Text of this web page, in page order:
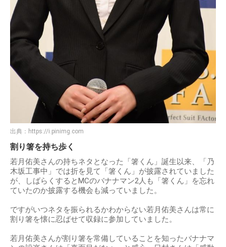
出典： https://i.pinimg.com
割り箸を持ち歩く
若月佑美さんの持ちネタとなった「箸くん」誕生以来、「乃
木坂工事中」では折を見て「箸くん」が披露されていました
が、しばらくするとMCのバナナマン2人も「箸くん」を忘れ
ていたのか披露する機会も減っていました。
ですがいつネタを振られるかわからない若月佑美さんは常に
割り箸を懐に忍ばせて収録に参加していました。
若月佑美さんが割り箸を常備していることを知ったバナナマ